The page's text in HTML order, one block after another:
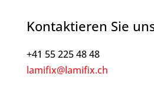
Kontaktieren Sie
+41 55 225 48 48
lamifix@lamifix.ch